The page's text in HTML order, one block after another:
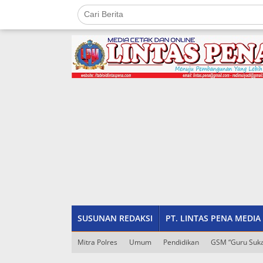
SUSUNAN REDAKSI PT. LINTAS PENA MEDIA
Mitra Polres Umum Pendidikan GSM “Guru